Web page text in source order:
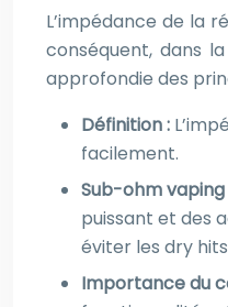
L’impédance de la
conséquent, dans
approfondie des
Définition :
facilement.
Sub-ohm vaping
puissant et des
éviter les dry
Importance du